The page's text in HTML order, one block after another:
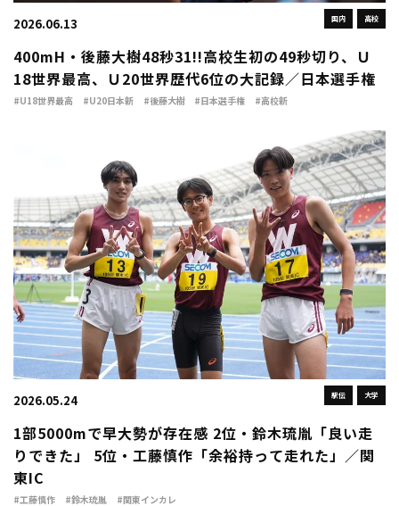
国内 高校
2026.06.13
400mH・後藤大樹48秒31!!高校生初の49秒切り、Ｕ
18世界最高、Ｕ20世界歴代6位の大記録／日本選手権
#U18世界最高 #U20日本新 #後藤大樹 #日本選手権 #高校新
駅伝 大学
2026.05.24
1部5000mで早大勢が存在感 2位・鈴木琉胤「良い走
りできた」 5位・工藤慎作「余裕持って走れた」／関
東IC
#工藤慎作 #鈴木琉胤 #関東インカレ